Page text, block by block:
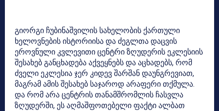
გიორგი ჩუბინაშვილის სახელობის ქართული
ხელოვნების ისტორიისა და ძეგლთა დაცვის
ეროვნული კვლევითი ცენტრი ზღუდერის ეკლესიის
შესახებ განცხადება აქვეყნებს და აცხადებს, რომ
ძველი ეკლესია ჯერ კიდევ შარშან დაუნგრევიათ,
მაგრამ ამის შესახებ საჯაროდ არაფერი თქმულა.
და რომ არა ცენტრის თანამშრომლის ჩასვლა
ზღუდერში, ეს აღმაშფოთებელი ფაქტი ალბათ